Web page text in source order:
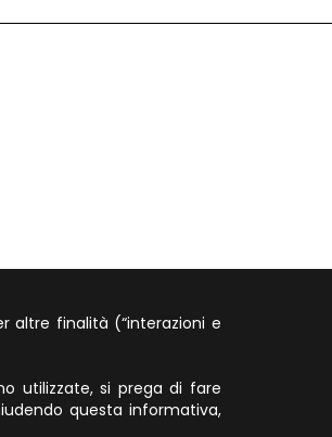
altre finalità (“interazioni e
utilizzate, si prega di fare
questa informativa,